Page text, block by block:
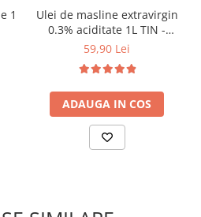
1
Ulei de masline extravirgin
0.3% aciditate 1L TIN -
presat la rece
59,90 Lei
ADAUGA IN COS